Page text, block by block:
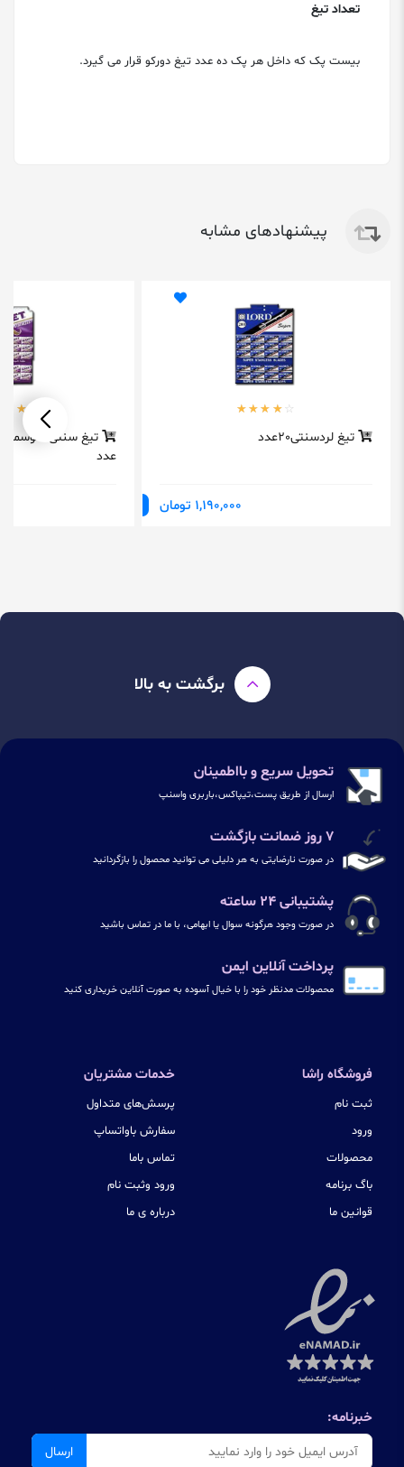
تعداد تیغ
بیست پک که داخل هر پک ده عدد تیغ دورکو قرار می گیرد.
پیشنهادهای مشابه
تیغ لردسنتی20عدد
1,190,000 تومان
عدد
برگشت به بالا
تحویل سریع و بااطمینان
ارسال از طریق پست،تیپاکس،باربری واسنپ
۷ روز ضمانت بازگشت
در صورت نارضایتی به هر دلیلی می توانید محصول را بازگردانید
پشتیبانی ۲۴ ساعته
در صورت وجود هرگونه سوال یا ابهامی، با ما در تماس باشید
پرداخت آنلاین ایمن
محصولات مدنظر خود را با خیال آسوده به صورت آنلاین خریداری کنید
فروشگاه راشا
ثبت نام
ورود
محصولات
باگ برنامه
قوانین ما
خدمات مشتریان
پرسش‌های متداول
سفارش باواتساپ
تماس باما
ورود وثبت نام
درباره ی ما
خبرنامه:
ارسال